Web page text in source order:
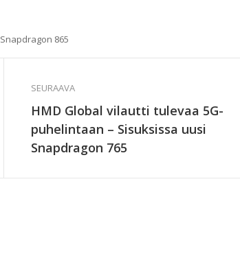
Snapdragon 865
SEURAAVA
HMD Global vilautti tulevaa 5G-
puhelintaan – Sisuksissa uusi
Snapdragon 765